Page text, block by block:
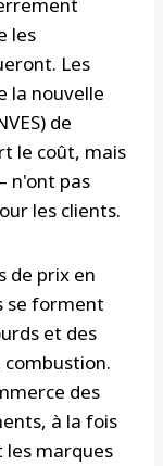
les
Les
la nouvelle
de
le coût, mais
n'ont pas
les clients.
de prix en
se forment
et des
des
à la fois
les marques